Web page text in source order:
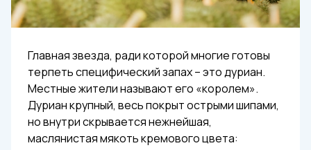
Главная звезда, ради которой многие готовы
терпеть специфический запах – это дуриан.
Местные жители называют его «королем».
Дуриан крупный, весь покрыт острыми шипами,
но внутри скрывается нежнейшая,
маслянистая мякоть кремового цвета: